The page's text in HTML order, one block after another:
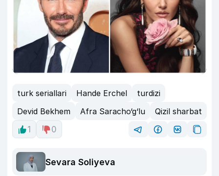
turk seriallari Hande Erchel
turdizi
Devid Bekhem
Afra Saracho‘g‘lu
Qizil sharbat
1
0
Sevara Soliyeva